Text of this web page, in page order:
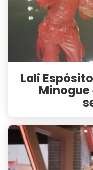
Lali
Minogue